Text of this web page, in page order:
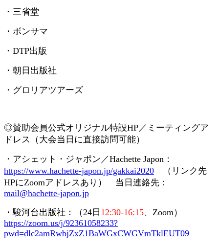
・三省堂
・ボンサマ
・ DTP出版
・朝日出版社
・グロリアツアーズ
◎賛助会員公式オリジナル特設HP／ミーティングア
ドレス（大会当日に直接訪問可能）
・アシェット・ジャポン／Hachette Japon ：
https://www.hachette-japon.jp/gakkai2020 （リンク先
HPにZoomアドレスあり） 当日連絡先：
mail@hachette-japon.jp
・駿河台出版社：（24 日 12:30-16:15、 Zoom）
https://zoom.us/j/92361058233?
pwd=dlc2amRwbjZxZ1BaWGxCWGVmTklEUT09